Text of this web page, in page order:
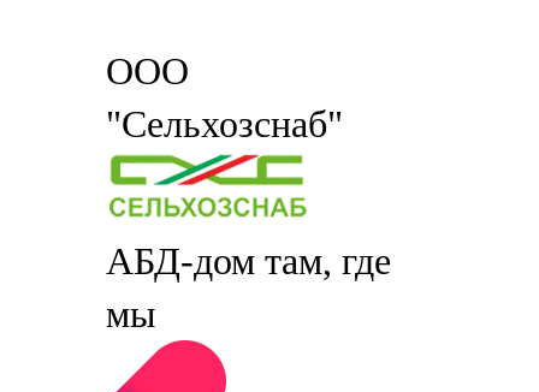
ООО
"Сельхозснаб"
АБД-дом там, где
мы